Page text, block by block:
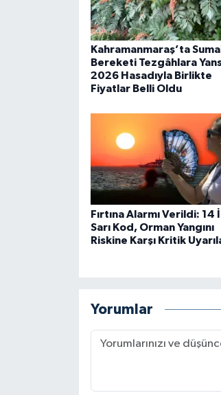
Kahramanmaraş’ta
Bereketi Tezgâhlara
2026 Hasadıyla Birlikte
Fiyatlar Belli Oldu
Fırtına Alarmı Verildi: 14
Sarı Kod, Orman Yangını
Riskine Karşı Kritik
Yorumlar